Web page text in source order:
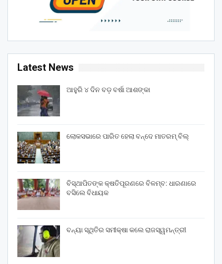
Latest News
ଆହୁରି ୪ ଦିନ ବଡ଼ ବର୍ଷା ଆଶଙ୍କା
ଲୋକସଭାରେ ପାରିତ ହେଲା ବନ୍ଦେ ମାତରମ୍‌ ବିଲ୍‌
ବିସ୍ଥାପିତଙ୍କ କ୍ଷତିପୂରଣରେ ବିଳମ୍ବ: ଧାରଣାରେ
ବସିଲେ ବିଧାୟକ
ବନ୍ୟା ସ୍ଥିତିର ସମୀକ୍ଷା କଲେ ରାଜସ୍ୱମନ୍ତ୍ରୀ